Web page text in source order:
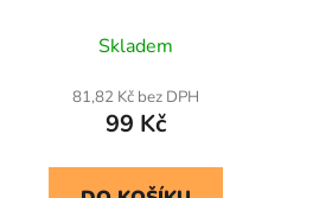
Skladem
81,82 Kč bez DPH
99 Kč